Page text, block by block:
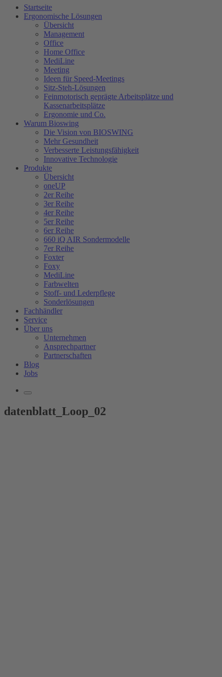
Startseite
Ergonomische Lösungen
Übersicht
Management
Office
Home Office
MediLine
Meeting
Ideen für Speed-Meetings
Sitz-Steh-Lösungen
Feinmotorisch geprägte Arbeitsplätze und
Kassenarbeitsplätze
Ergonomie und Co.
Warum Bioswing
Die Vision von BIOSWING
Mehr Gesundheit
Verbesserte Leistungsfähigkeit
Innovative Technologie
Produkte
Übersicht
oneUP
2er Reihe
3er Reihe
4er Reihe
5er Reihe
6er Reihe
660 iQ AIR Sondermodelle
7er Reihe
Foxter
Foxy
MediLine
Farbwelten
Stoff- und Lederpflege
Sonderlösungen
Fachhändler
Service
Über uns
Unternehmen
Ansprechpartner
Partnerschaften
Blog
Jobs
datenblatt_Loop_02